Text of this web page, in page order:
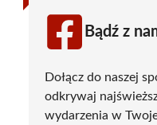
Bądź z
Dołącz do naszej
odkrywaj
wydarzenia w